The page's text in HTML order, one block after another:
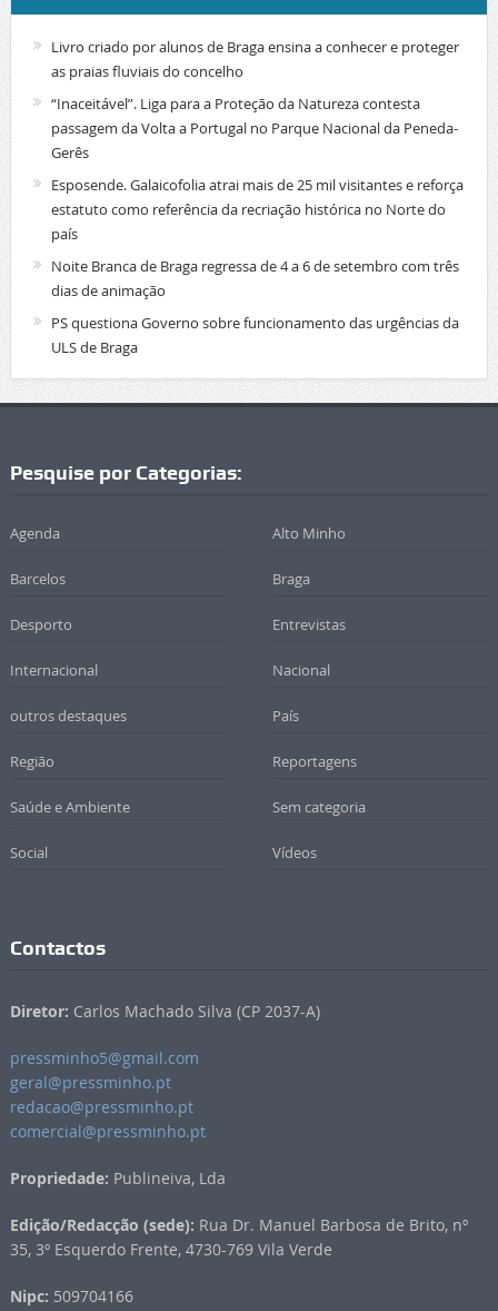
Livro criado por alunos de Braga ensina a conhecer e proteger
as praias fluviais do concelho
“Inaceitável”. Liga para a Proteção da Natureza contesta
passagem da Volta a Portugal no Parque Nacional da Peneda-
Gerês
Esposende. Galaicofolia atrai mais de 25 mil visitantes e reforça
estatuto como referência da recriação histórica no Norte do
país
Noite Branca de Braga regressa de 4 a 6 de setembro com três
dias de animação
PS questiona Governo sobre funcionamento das urgências da
ULS de Braga
Pesquise por Categorias:
Agenda Alto Minho
Barcelos Braga
Desporto Entrevistas
Internacional Nacional
outros destaques País
Região Reportagens
Saúde e Ambiente Sem categoria
Social Vídeos
Contactos
Diretor: Carlos Machado Silva (CP 2037-A)
pressminho5@gmail.com
geral@pressminho.pt
redacao@pressminho.pt
comercial@pressminho.pt
Propriedade: Publineiva, Lda
Edição/Redacção (sede): Rua Dr. Manuel Barbosa de Brito, nº
35, 3º Esquerdo Frente, 4730-769 Vila Verde
Nipc: 509704166